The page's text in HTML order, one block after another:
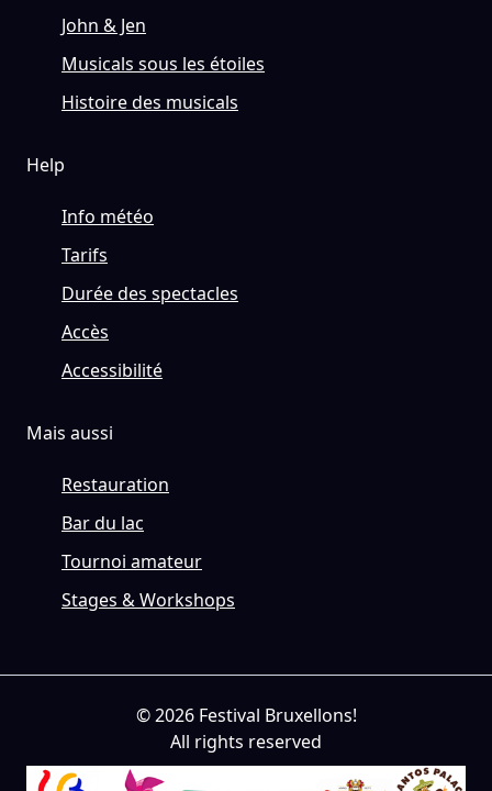
John & Jen
Musicals sous les étoiles
Histoire des musicals
Help
Info météo
Tarifs
Durée des spectacles
Accès
Accessibilité
Mais aussi
Restauration
Bar du lac
Tournoi amateur
Stages & Workshops
© 2026 Festival Bruxellons!
All rights reserved